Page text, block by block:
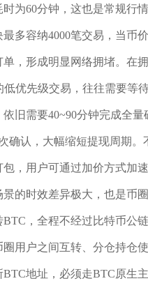
时为60分钟，这也是常规行
多容纳4000笔交易，当币
，形成明显网络拥堵。在
低优先级交易，往往需要等
旧需要40~90分钟完成全
确认，大幅缩短提现周期
，用户可通过加价方式加
景的时效差异极大，也是币
BTC，全程不经过比特币公
用户之间互转、分仓持仓
地址，必须走BTC原生